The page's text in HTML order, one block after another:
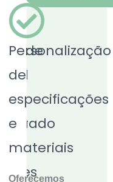
Personalização
de
especificações
e
materiais
Oferecemos